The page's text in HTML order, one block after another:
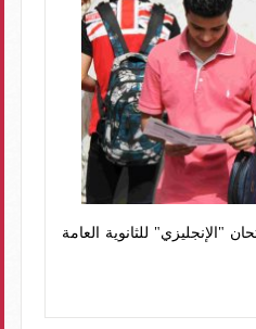
"الإنجليزي" للثانوية العامة